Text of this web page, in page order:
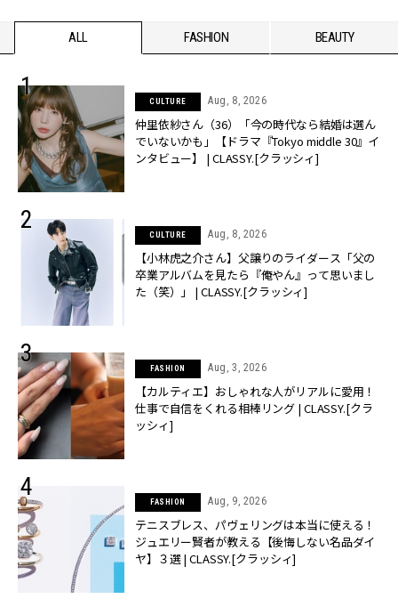
ALL FASHION BEAUTY
CULTURE Aug, 8, 2026
仲里依紗さん（36）「今の時代なら結婚は選ん
でいないかも」【ドラマ『Tokyo middle 30』イ
ンタビュー】 | CLASSY.[クラッシィ]
CULTURE Aug, 8, 2026
【小林虎之介さん】父譲りのライダース「父の
卒業アルバムを見たら『俺やん』って思いまし
た（笑）」 | CLASSY.[クラッシィ]
FASHION Aug, 3, 2026
【カルティエ】おしゃれな人がリアルに愛用！
仕事で自信をくれる相棒リング | CLASSY.[クラ
ッシィ]
FASHION Aug, 9, 2026
テニスブレス、パヴェリングは本当に使える！
ジュエリー賢者が教える【後悔しない名品ダイ
ヤ】３選 | CLASSY.[クラッシィ]